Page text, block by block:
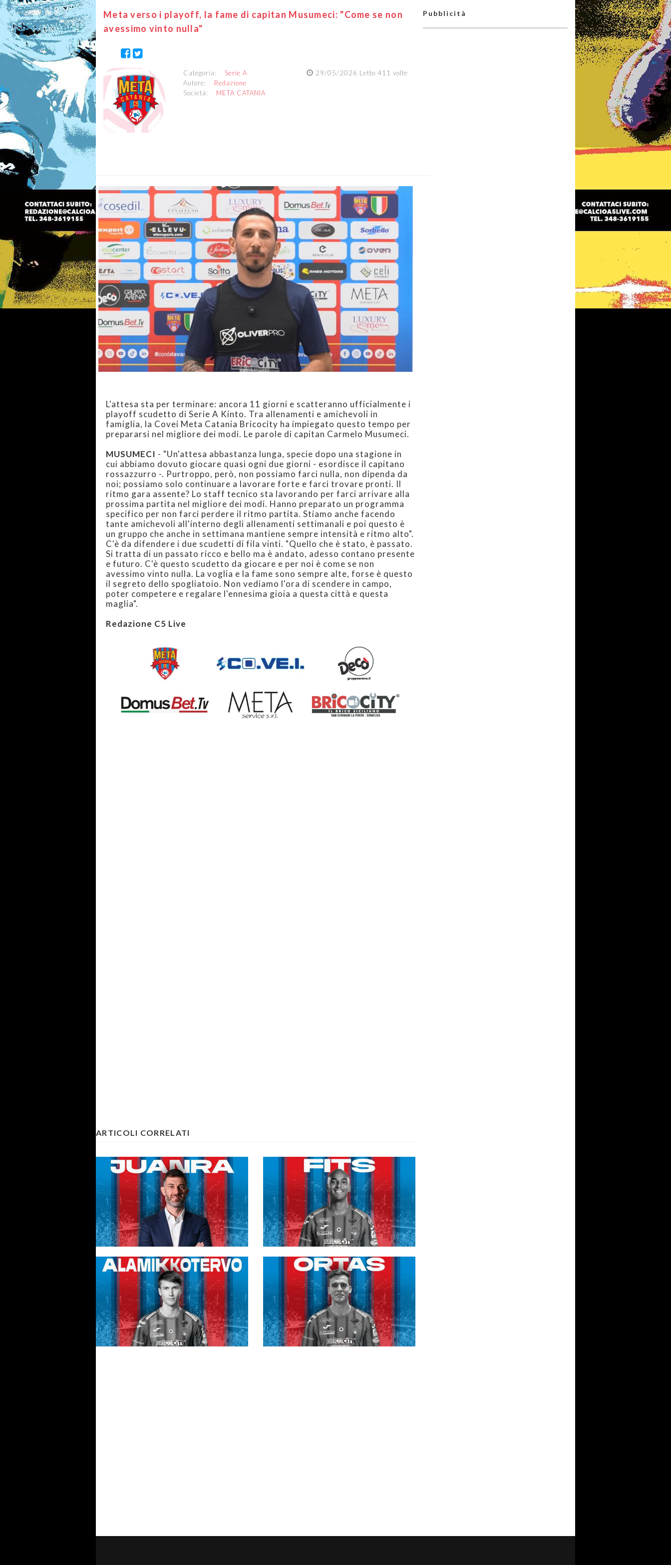
Meta verso i playoff, la fame di capitan Musumeci: "Come se non
avessimo vinto nulla"
29/05/2026 Letto 411 volte
Categoria: Serie A
Autore: Redazione
Società: META CATANIA
L'attesa sta per terminare: ancora 11 giorni e scatteranno ufficialmente i
playoff scudetto di Serie A Kinto. Tra allenamenti e amichevoli in
famiglia, la Covei Meta Catania Bricocity ha impiegato questo tempo per
prepararsi nel migliore dei modi. Le parole di capitan Carmelo Musumeci.
MUSUMECI - "Un'attesa abbastanza lunga, specie dopo una stagione in
cui abbiamo dovuto giocare quasi ogni due giorni - esordisce il capitano
rossazzurro -. Purtroppo, però, non possiamo farci nulla, non dipenda da
noi; possiamo solo continuare a lavorare forte e farci trovare pronti. Il
ritmo gara assente? Lo staff tecnico sta lavorando per farci arrivare alla
prossima partita nel migliore dei modi. Hanno preparato un programma
specifico per non farci perdere il ritmo partita. Stiamo anche facendo
tante amichevoli all'interno degli allenamenti settimanali e poi questo è
un gruppo che anche in settimana mantiene sempre intensità e ritmo alto".
C'è da difendere i due scudetti di fila vinti. "Quello che è stato, è passato.
Si tratta di un passato ricco e bello ma è andato, adesso contano presente
e futuro. C'è questo scudetto da giocare e per noi è come se non
avessimo vinto nulla. La voglia e la fame sono sempre alte, forse è questo
il segreto dello spogliatoio. Non vediamo l'ora di scendere in campo,
poter competere e regalare l'ennesima gioia a questa città e questa
maglia".
Redazione C5 Live
ARTICOLI CORRELATI
#futsalmercato, la Meta Catania
non rinuncia al suo condottiero:
fiducia (stra)rinnovata in Juanra
#futsalmercato, la Meta Catania
non ne vuole sapere di fermarsi:
preso anche Fits
Pubblicità